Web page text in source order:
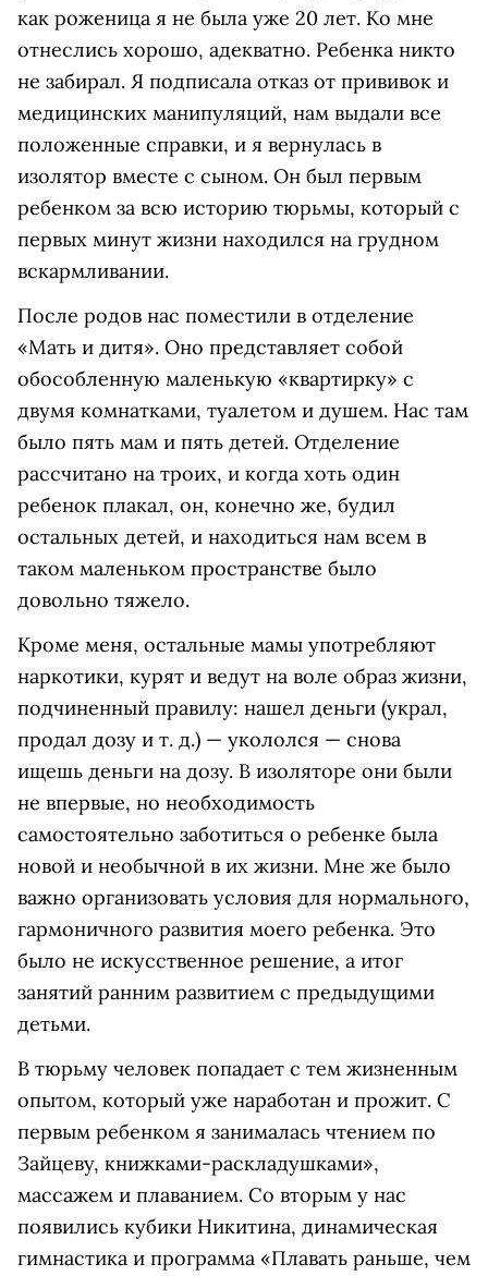
как роженица я не была уже 20 лет. Ко мне
отнеслись хорошо, адекватно. Ребенка никто
не забирал. Я подписала отказ от прививок и
медицинских манипуляций, нам выдали все
положенные справки, и я вернулась в
изолятор вместе с сыном. Он был первым
ребенком за всю историю тюрьмы, который с
первых минут жизни находился на грудном
вскармливании.
После родов нас поместили в отделение
«Мать и дитя». Оно представляет собой
обособленную маленькую «квартирку» с
двумя комнатками, туалетом и душем. Нас там
было пять мам и пять детей. Отделение
рассчитано на троих, и когда хоть один
ребенок плакал, он, конечно же, будил
остальных детей, и находиться нам всем в
таком маленьком пространстве было
довольно тяжело.
Кроме меня, остальные мамы употребляют
наркотики, курят и ведут на воле образ жизни,
подчиненный правилу: нашел деньги (украл,
продал дозу и т. д.) — укололся — снова
ищешь деньги на дозу. В изоляторе они были
не впервые, но необходимость
самостоятельно заботиться о ребенке была
новой и необычной в их жизни. Мне же было
важно организовать условия для нормального,
гармоничного развития моего ребенка. Это
было не искусственное решение, а итог
занятий ранним развитием с предыдущими
детьми.
В тюрьму человек попадает с тем жизненным
опытом, который уже наработан и прожит. С
первым ребенком я занималась чтением по
Зайцеву, книжками-раскладушками»,
массажем и плаванием. Со вторым у нас
появились кубики Никитина, динамическая
гимнастика и программа «Плавать раньше, чем